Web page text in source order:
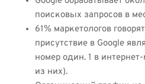
поисковых запросов в
61% маркетологов
присутствие в Google
номер один. 1 в
из них).